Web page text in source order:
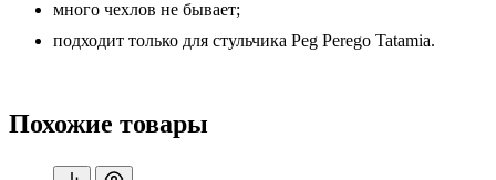
много чехлов не бывает;
подходит только для стульчика Peg Perego Tatamia.
Похожие товары